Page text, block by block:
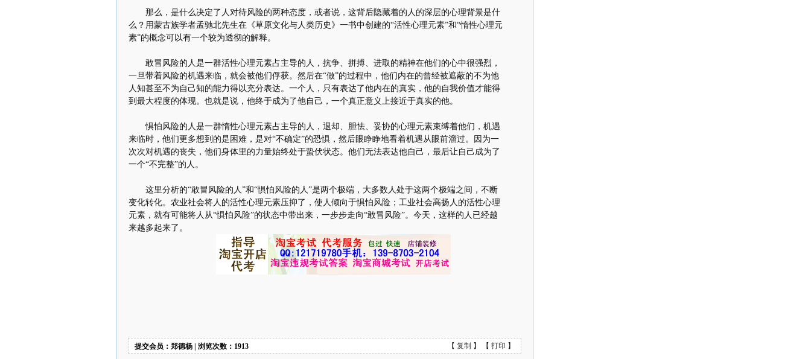
那么，是什么决定了人对待风险的两种态度，或者说，这背后隐藏着的人的深层的心理背景是什
么？用蒙古族学者孟驰北先生在《草原文化与人类历史》一书中创建的“活性心理元素”和“惰性心理元
素”的概念可以有一个较为透彻的解释。
敢冒风险的人是一群活性心理元素占主导的人，抗争、拼搏、进取的精神在他们的心中很强烈，
一旦带着风险的机遇来临，就会被他们俘获。然后在“做”的过程中，他们内在的曾经被遮蔽的不为他
人知甚至不为自己知的能力得以充分表达。一个人，只有表达了他内在的真实，他的自我价值才能得
到最大程度的体现。也就是说，他终于成为了他自己，一个真正意义上接近于真实的他。
惧怕风险的人是一群惰性心理元素占主导的人，退却、胆怯、妥协的心理元素束缚着他们，机遇
来临时，他们更多想到的是困难，是对“不确定”的恐惧，然后眼睁睁地看着机遇从眼前溜过。因为一
次次对机遇的丧失，他们身体里的力量始终处于蛰伏状态。他们无法表达他自己，最后让自己成为了
一个“不完整”的人。
这里分析的“敢冒风险的人”和“惧怕风险的人”是两个极端，大多数人处于这两个极端之间，不断
变化转化。农业社会将人的活性心理元素压抑了，使人倾向于惧怕风险；工业社会高扬人的活性心理
元素，就有可能将人从“惧怕风险”的状态中带出来，一步步走向“敢冒风险”。今天，这样的人已经越
来越多起来了。
提交会员：郑德杨 | 浏览次数：1913 【 复制 】 【 打印 】